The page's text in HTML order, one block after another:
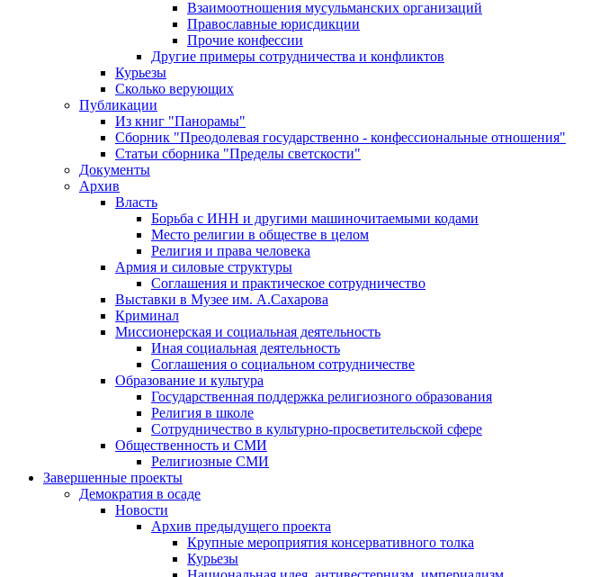
Взаимоотношения мусульманских организаций
Православные юрисдикции
Прочие конфессии
Другие примеры сотрудничества и конфликтов
Курьезы
Сколько верующих
Публикации
Из книг "Панорамы"
Сборник "Преодолевая государственно - конфессиональные отношения"
Статьи сборника "Пределы светскости"
Документы
Архив
Власть
Борьба с ИНН и другими машиночитаемыми кодами
Место религии в обществе в целом
Религия и права человека
Армия и силовые структуры
Соглашения и практическое сотрудничество
Выставки в Музее им. А.Сахарова
Криминал
Миссионерская и социальная деятельность
Иная социальная деятельность
Соглашения о социальном сотрудничестве
Образование и культура
Государственная поддержка религиозного образования
Религия в школе
Сотрудничество в культурно-просветительской сфере
Общественность и СМИ
Религиозные СМИ
Завершенные проекты
Демократия в осаде
Новости
Архив предыдущего проекта
Крупные мероприятия консервативного толка
Курьезы